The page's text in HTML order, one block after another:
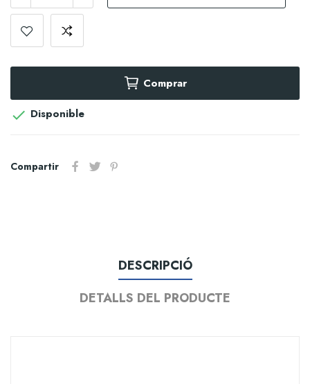
Comprar
 Disponible
Compartir
DESCRIPCIÓ
DETALLS DEL PRODUCTE